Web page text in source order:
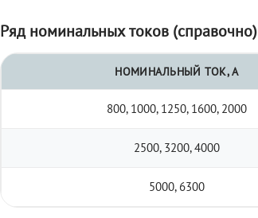
Ряд номинальных токов (справочно)
НОМИНАЛЬНЫЙ ТОК, А
800, 1000, 1250, 1600, 2000
2500, 3200, 4000
5000, 6300